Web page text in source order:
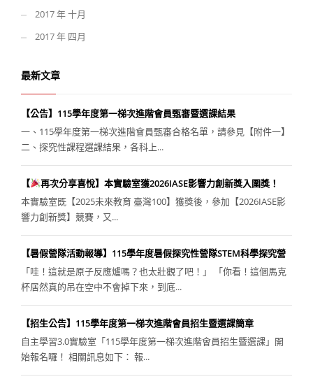
2017 年 十月
2017 年 四月
最新文章
【公告】115學年度第一梯次進階會員甄審暨選課結果
一、115學年度第一梯次進階會員甄審合格名單，請參見【附件一】
二、探究性課程選課結果，各科上...
【
再次分享喜悅】本實驗室獲2026IASE影響力創新獎入圍獎！
本實驗室既【2025未來教育 臺灣100】獲獎後，參加【2026IASE影
響力創新獎】競賽，又...
【暑假營隊活動報導】115學年度暑假探究性營隊STEM科學探究營
「哇！這就是原子反應爐嗎？也太壯觀了吧！」 「你看！這個馬克
杯居然真的吊在空中不會掉下來，到底...
【招生公告】115學年度第一梯次進階會員招生暨選課簡章
自主學習3.0實驗室「115學年度第一梯次進階會員招生暨選課」開
始報名囉！ 相關訊息如下： 報...